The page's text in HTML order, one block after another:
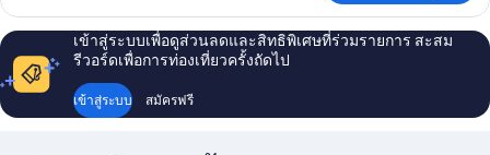
เกี่ยว
กับ
ห้อง
โค
โน
เข้าสู่ระบบเพื่อดูส่วนลดและสิทธิพิเศษที่ร่วมรายการ สะสม
รีวอร์ดเพื่อการท่องเที่ยวครั้งถัดไป
เข้าสู่ระบบ สมัครฟรี